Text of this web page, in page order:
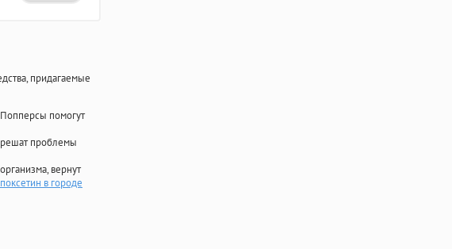
придагаемые
помогут
решат проблемы
вернут
в городе